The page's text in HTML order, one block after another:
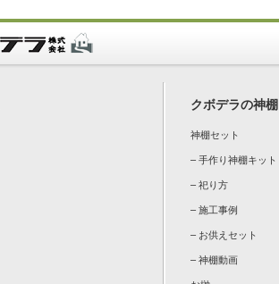
クボデラの神棚
神棚セット
– 手作り神棚キット
– 祀り方
– 施工事例
– お供えセット
– 神棚動画